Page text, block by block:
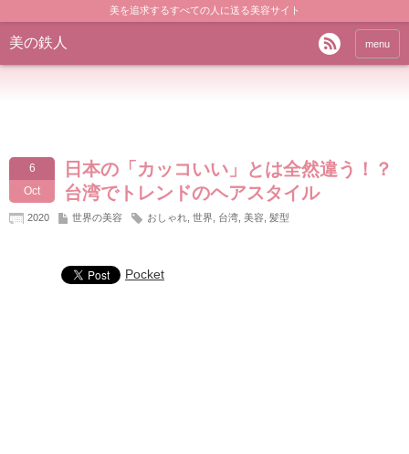
美を追求するすべての人に送る美容サイト
美の鉄人 menu
6
Oct
日本の「カッコいい」とは全然違う！？
台湾でトレンドのヘアスタイル
2020 世界の美容 おしゃれ 世界 台湾 美容 髪型
Pocket